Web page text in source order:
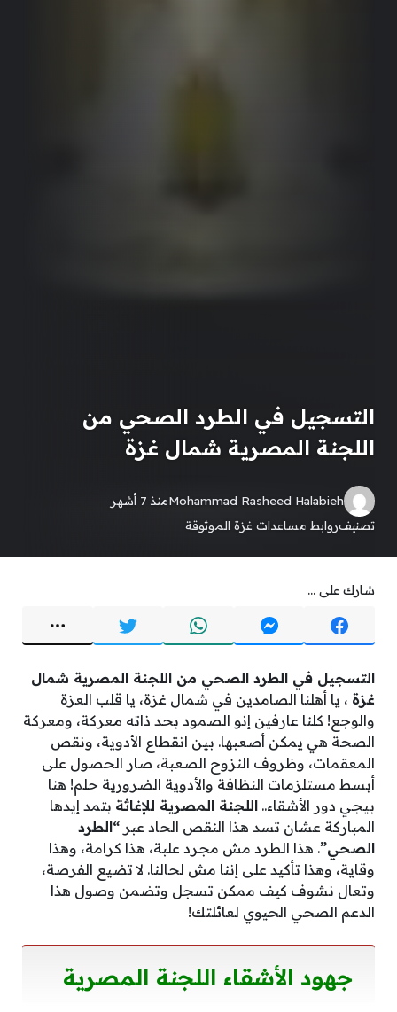
التسجيل في الطرد الصحي من
اللجنة المصرية شمال غزة
Mohammad Rasheed Halabiehمنذ 7 أشهر
تصنيفروابط مساعدات غزة الموثوقة
شارك على ...
التسجيل في الطرد الصحي من اللجنة المصرية شمال
غزة ، يا أهلنا الصامدين في شمال غزة، يا قلب العزة
والوجع! كلنا عارفين إنو الصمود بحد ذاته معركة، ومعركة
الصحة هي يمكن أصعبها. بين انقطاع الأدوية، ونقص
المعقمات، وظروف النزوح الصعبة، صار الحصول على
أبسط مستلزمات النظافة والأدوية الضرورية حلم! هنا
بيجي دور الأشقاء.. اللجنة المصرية للإغاثة بتمد إيدها
المباركة عشان تسد هذا النقص الحاد عبر “الطرد
الصحي”. هذا الطرد مش مجرد علبة، هذا كرامة، وهذا
وقاية، وهذا تأكيد على إننا مش لحالنا. لا تضيع الفرصة،
وتعال نشوف كيف ممكن تسجل وتضمن وصول هذا
الدعم الصحي الحيوي لعائلتك!
جهود الأشقاء اللجنة المصرية